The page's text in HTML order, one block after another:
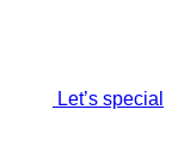
Let’s special